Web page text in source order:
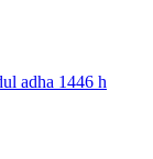
adha 1446 h